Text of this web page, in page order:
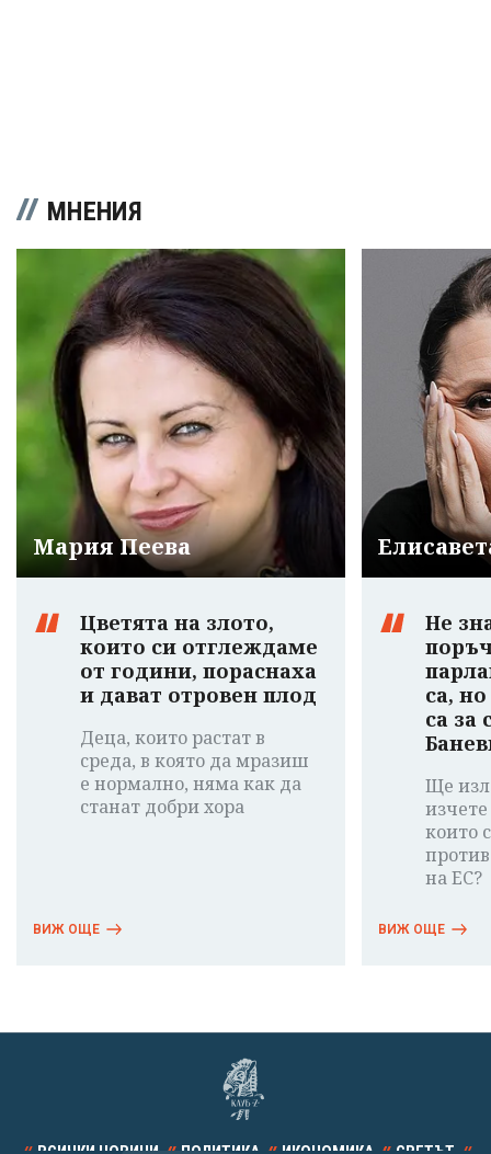
МНЕНИЯ
Мария Пеева
Цветята на злото,
които си отглеждаме
от години, пораснаха
и дават отровен плод
Деца, които растат в
среда, в която да мразиш
е нормално, няма как да
станат добри хора
ВИЖ ОЩЕ
Не
са,
са за
Ще
които
на ЕС?
ВИЖ ОЩЕ